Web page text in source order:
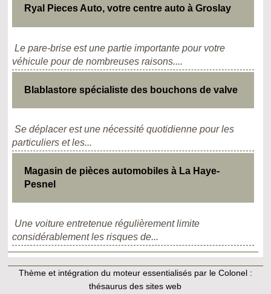
Ryal Pieces Auto, votre centre auto à Groslay
Le pare-brise est une partie importante pour votre
véhicule pour de nombreuses raisons....
Blablastore spécialiste des bouchons de valve
Se déplacer est une nécessité quotidienne pour les
particuliers et les...
Magasin de pièces automobiles à La Haye-
Pesnel
Une voiture entretenue régulièrement limite
considérablement les risques de...
Thème et intégration du moteur essentialisés par le Colonel :
thésaurus des sites web